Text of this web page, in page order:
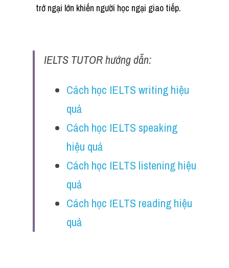
trở ngại lớn khiến người học ngại giao tiếp.
IELTS TUTOR hướng dẫn:
Cách học IELTS writing hiệu
quả
Cách học IELTS speaking
hiệu quả
Cách học IELTS listening hiệu
quả
Cách học IELTS reading hiệu
quả